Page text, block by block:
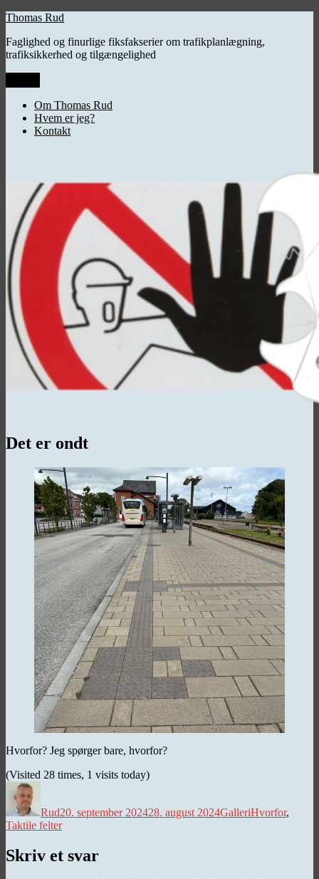
Videre
indhold
Thomas Rud
Faglighed og finurlige fiksfakserier om trafikplanlægning,
trafiksikkerhed og tilgængelighed
Om Thomas Rud
Hvem er jeg?
Kontakt
Det er ondt
Hvorfor? Jeg spørger bare, hvorfor?
(Visited 28 times, 1 visits today)
Rud20. september 202428. august 2024GalleriHvorfor,
Taktile felter
Skriv et svar